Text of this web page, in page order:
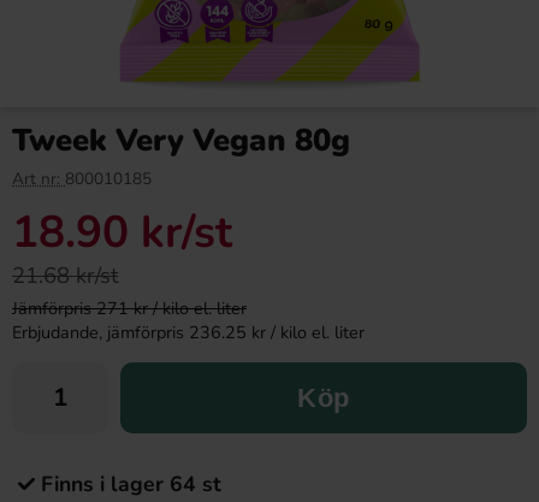
Tweek Very Vegan 80g
Art nr: 800010185
18.90 kr/st
21.68 kr/st
Jämförpris 271 kr / kilo el. liter
Erbjudande, jämförpris 236.25 kr / kilo el. liter
Köp
Finns i lager 64 st